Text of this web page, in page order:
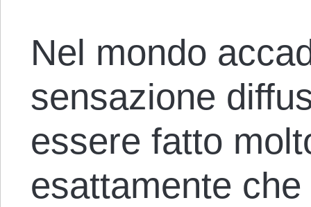
Nel mondo
sensazione
essere fatto
esattamente